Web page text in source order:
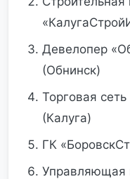
Девелопер
(Обнинск)
Торговая
(Калуга)
ГК
Управляющая